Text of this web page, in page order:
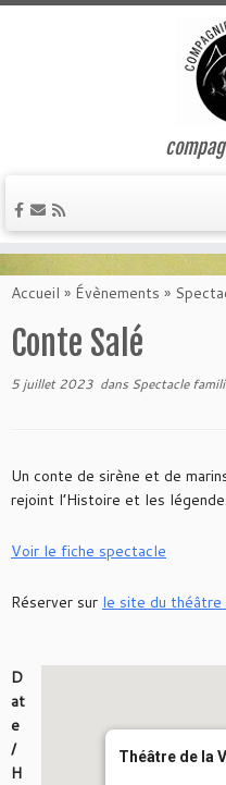
Passer
auAccueil » Évènements »
Conte Salé
5 juillet 2023 dans Spectacle
Un conte de sirène et de
rejoint l’Histoire et les
Voir le fiche spectacle
Réserver sur le site du
Théâtre de la
D
at
e
/
H